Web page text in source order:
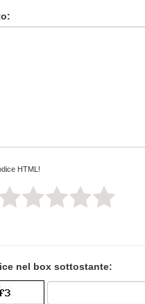
HTML!
nel box sottostante: